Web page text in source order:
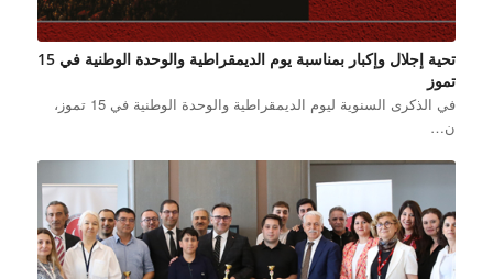
تحية إجلال وإكبار بمناسبة يوم الديمقراطية والوحدة الوطنية في 15
تموز
في الذكرى السنوية ليوم الديمقراطية والوحدة الوطنية في 15 تموز،
ن…